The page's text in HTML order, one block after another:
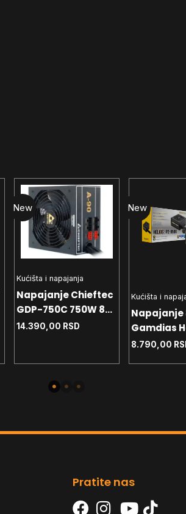
New
Kućišta i napajanja
Napajanje Chieftec
GDP-750C 750W 80+
Bronze
14.390,00 RSD
New
Kućišta i
Napajanje
Gamdias
850G Gold
8.790,00
Pratite nas